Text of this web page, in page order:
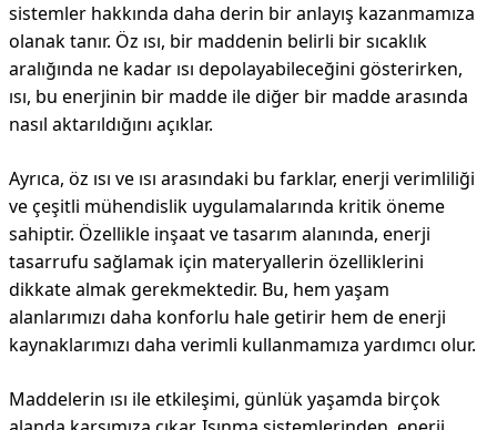
sistemler hakkında daha derin bir anlayış kazanmamıza
olanak tanır. Öz ısı, bir maddenin belirli bir sıcaklık
aralığında ne kadar ısı depolayabileceğini gösterirken,
ısı, bu enerjinin bir madde ile diğer bir madde arasında
nasıl aktarıldığını açıklar.
Ayrıca, öz ısı ve ısı arasındaki bu farklar, enerji verimliliği
ve çeşitli mühendislik uygulamalarında kritik öneme
sahiptir. Özellikle inşaat ve tasarım alanında, enerji
tasarrufu sağlamak için materyallerin özelliklerini
dikkate almak gerekmektedir. Bu, hem yaşam
alanlarımızı daha konforlu hale getirir hem de enerji
kaynaklarımızı daha verimli kullanmamıza yardımcı olur.
Maddelerin ısı ile etkileşimi, günlük yaşamda birçok